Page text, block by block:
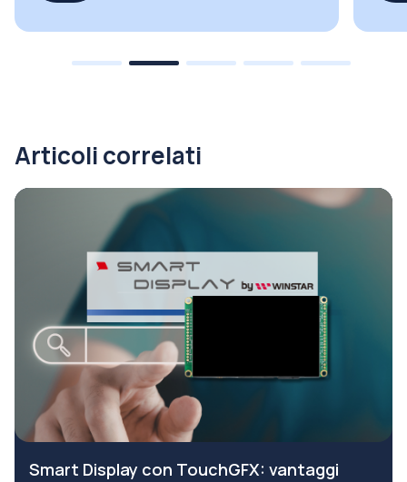
Articoli correlati
Smart Display con TouchGFX: vantaggi